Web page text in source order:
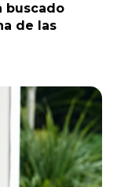
buscado
de las